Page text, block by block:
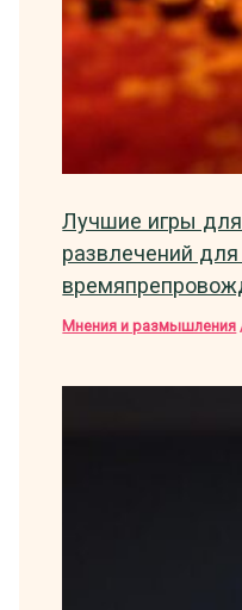
Лучшие игры
развлечений
Мнения и размышления